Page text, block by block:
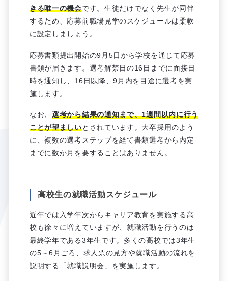
きる唯一の機会です。生徒だけでなく先生が同伴
するため、応募前職場見学のスケジュールは柔軟
に設定しましょう。
応募書類提出開始の9月5日から学校を通じて応募
書類が届きます。選考解禁日の16日までに面接日
時を通知し、16日以降、9月内を目途に選考を実
施します。
なお、選考から結果の通知まで、1週間以内に行う
ことが望ましいとされています。大卒採用のよう
に、複数の選考ステップを経て書類選考から内定
までに数か月を要することはありません。
高校生の就職活動スケジュール
近年では入学年次からキャリア教育を実施する高
校も徐々に増えていますが、就職活動を行うのは
最終学年である3年生です。多くの高校では3年生
の5～6月ごろ、求人票の見方や就職活動の流れを
説明する「就職説明会」を実施します。